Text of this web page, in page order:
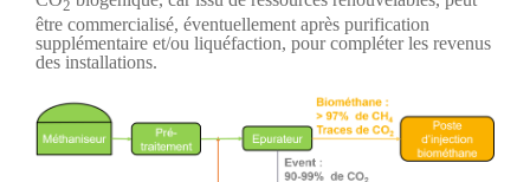
2
être commercialisé, éventuellement après purification
supplémentaire et/ou liquéfaction, pour compléter les revenus
des installations.